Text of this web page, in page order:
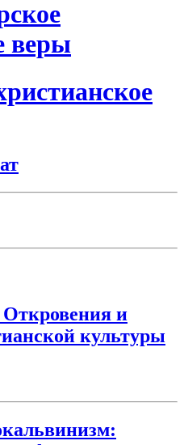
веры
и
культуры